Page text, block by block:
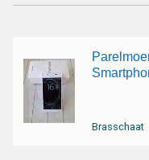
Brasschaat